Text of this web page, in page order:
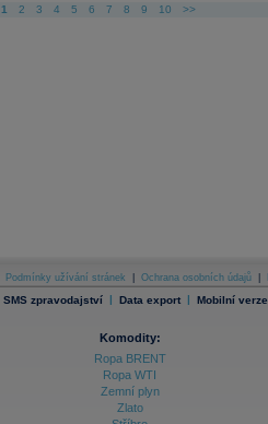
1 2 3 4 5 6 7 8 9 10 >>
Podmínky užívání stránek Ochrana osobních údajů
SMS zpravodajství | Data export | Mobilní verze
Komodity:
Ropa BRENT
Ropa WTI
Zemní plyn
Zlato